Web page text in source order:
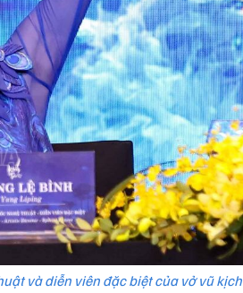
và diễn viên đặc biệt của vở vũ kịch